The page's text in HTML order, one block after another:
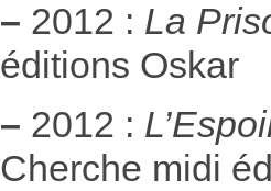
– 2012 : La
éditions Oskar
– 2012 :
Cherche midi